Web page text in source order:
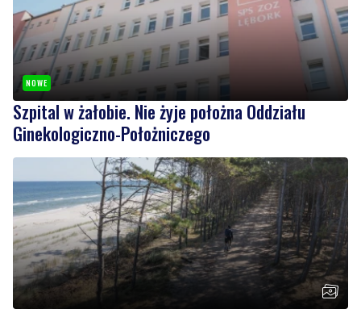
NOWE
Szpital w żałobie. Nie żyje położna Oddziału
Ginekologiczno-Położniczego